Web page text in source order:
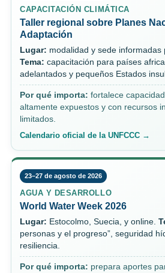
CAPACITACIÓN CLIMÁTICA
Taller regional sobre Planes
Adaptación
Lugar: modalidad y sede informadas
Tema: capacitación para países
adelantados y pequeños Estados
Por qué importa: fortalece
altamente expuestos y con recursos
limitados.
Calendario oficial de la UNFCCC →
23–27 de agosto de 2026
AGUA Y DESARROLLO
World Water Week 2026
Lugar: Estocolmo, Suecia, y online.
personas y el progreso”, seguridad
resiliencia.
Por qué importa: prepara aportes